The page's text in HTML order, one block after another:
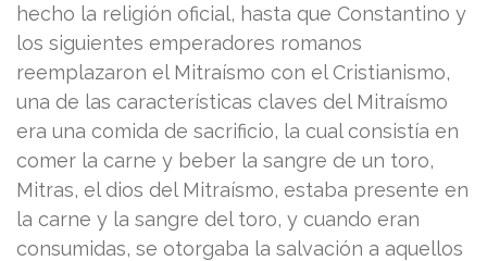
hecho la religión oficial, hasta que Constantino y
los siguientes emperadores romanos
reemplazaron el Mitraísmo con el Cristianismo,
una de las características claves del Mitraísmo
era una comida de sacrificio, la cual consistía en
comer la carne y beber la sangre de un toro,
Mitras, el dios del Mitraísmo, estaba presente en
la carne y la sangre del toro, y cuando eran
consumidas, se otorgaba la salvación a aquellos